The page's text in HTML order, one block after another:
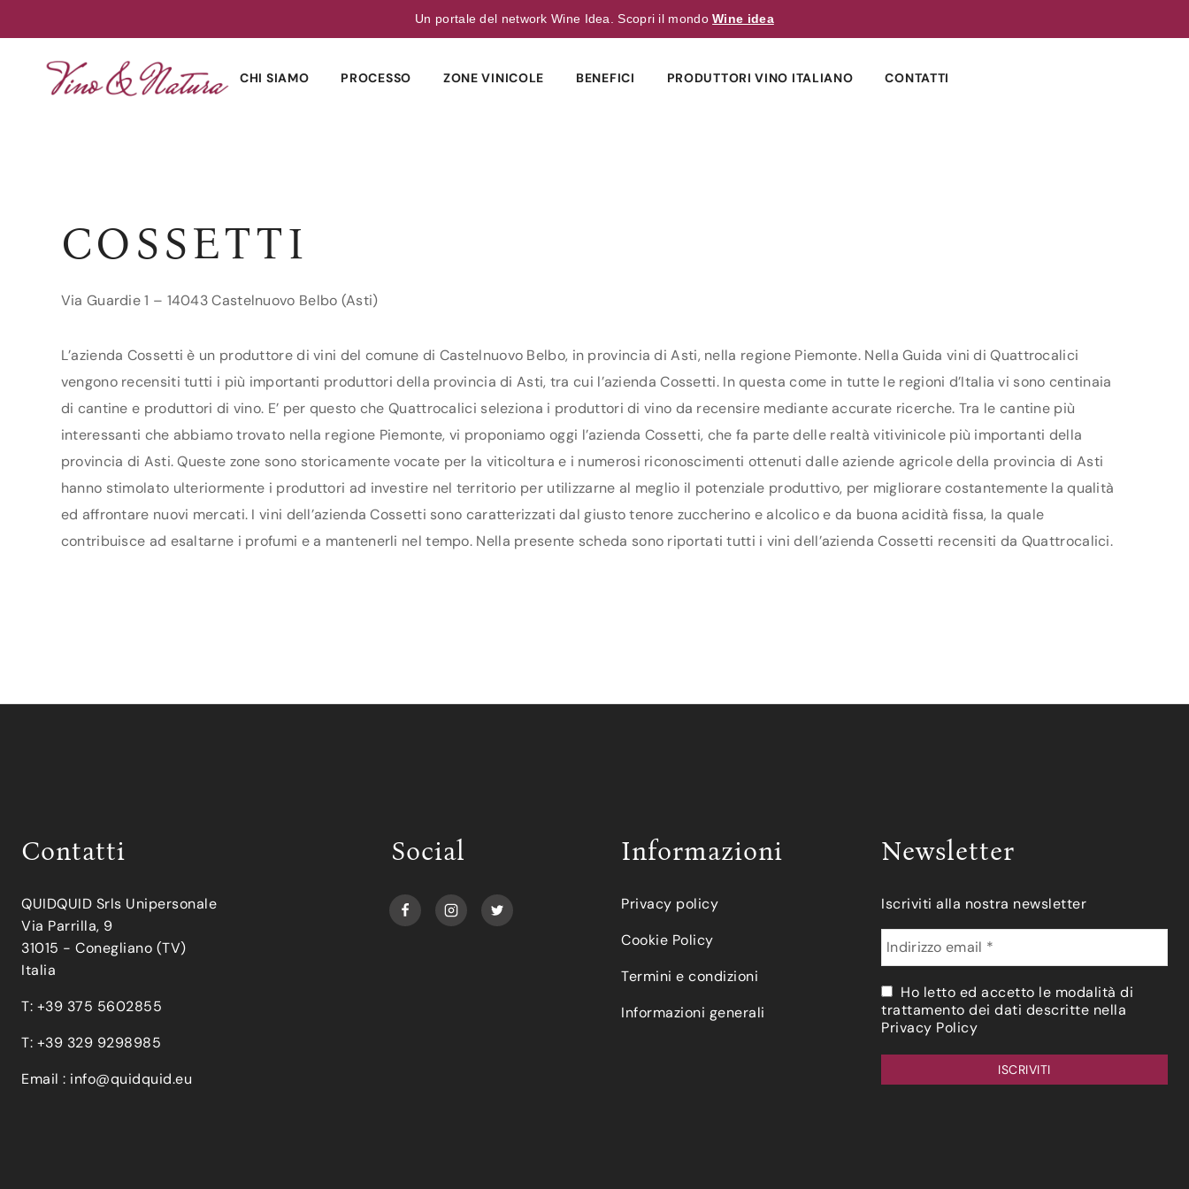
Un portale del network Wine Idea. Scopri il mondoWine idea
CHI SIAMO PROCESSO ZONE VINICOLE BENEFICI PRODUTTORI VINO ITALIANO CONTATTI
COSSETTI
Via Guardie 1 – 14043 Castelnuovo Belbo (Asti)
L’azienda Cossetti è un produttore di vini del comune di Castelnuovo Belbo, in provincia di Asti, nella regione Piemonte. Nella Guida vini di Quattrocalici
vengono recensiti tutti i più importanti produttori della provincia di Asti, tra cui l’azienda Cossetti. In questa come in tutte le regioni d’Italia vi sono centinaia
di cantine e produttori di vino. E’ per questo che Quattrocalici seleziona i produttori di vino da recensire mediante accurate ricerche. Tra le cantine più
interessanti che abbiamo trovato nella regione Piemonte, vi proponiamo oggi l’azienda Cossetti, che fa parte delle realtà vitivinicole più importanti della
provincia di Asti. Queste zone sono storicamente vocate per la viticoltura e i numerosi riconoscimenti ottenuti dalle aziende agricole della provincia di Asti
hanno stimolato ulteriormente i produttori ad investire nel territorio per utilizzarne al meglio il potenziale produttivo, per migliorare costantemente la qualità
ed affrontare nuovi mercati. I vini dell’azienda Cossetti sono caratterizzati dal giusto tenore zuccherino e alcolico e da buona acidità fissa, la quale
contribuisce ad esaltarne i profumi e a mantenerli nel tempo. Nella presente scheda sono riportati tutti i vini dell’azienda Cossetti recensiti da Quattrocalici.
Contatti
QUIDQUID Srls Unipersonale
Via Parrilla, 9
31015 - Conegliano (TV)
Italia
T: +39 375 5602855
T: +39 329 9298985
Email : info@quidquid.eu
Social Informazioni
Privacy policy
Cookie Policy
Termini e condizioni
Informazioni generali
Newsletter
Iscriviti alla nostra newsletter
Ho letto ed accetto le modalità di
trattamento dei dati descritte nella
Privacy Policy